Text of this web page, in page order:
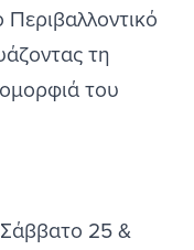
τη
του
25 &